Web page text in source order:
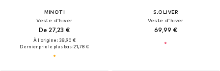
MINOTI
Veste d’hiver
De 27,23 €
À l'origine : 38,90 €
Dernier prix le plus bas :21,78 €
S.OLIVER
Veste d’hiver
69,99 €